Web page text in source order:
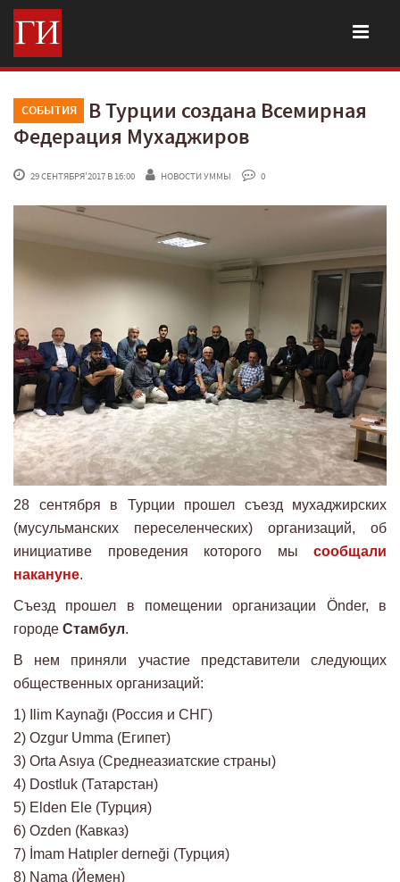
СОБЫТИЯ
В Турции создана Всемирная
Федерация Мухаджиров
29 СЕНТЯБРЯ'2017 В 16:00 НОВОСТИ УММЫ 0
28 сентября в Турции прошел съезд мухаджирских
(мусульманских переселенческих) организаций, об
инициативе проведения которого мы сообщали
накануне.
Съезд прошел в помещении организации Önder, в
городе Стамбул.
В нем приняли участие представители следующих
общественных организаций:
1) Ilim Kaynağı (Россия и СНГ)
2) Ozgur Umma (Египет)
3) Orta Asıya (Среднеазиатские страны)
4) Dostluk (Татарстан)
5) Elden Ele (Турция)
6) Ozden (Кавказ)
7) İmam Hatıpler derneği (Турция)
8) Nama (Йемен)